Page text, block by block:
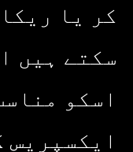
کر یا
سکتے ہیں
اسکو
ایکسپریس